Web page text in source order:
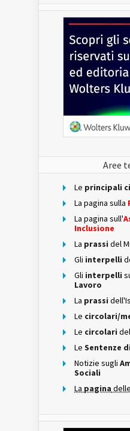
Aree
Le principali
La pagina sulla
La pagina sull'
Inclusione
La prassi del
Gli interpelli
Gli interpelli
Lavoro
La prassi
Le circolari/
Le circolari
Le Sentenze
Notizie sugli
Sociali
La pagina delle